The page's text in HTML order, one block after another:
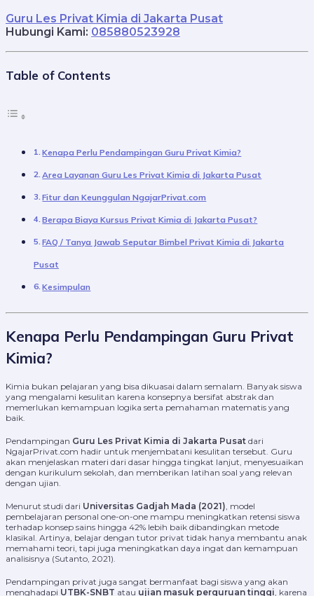
Guru Les Privat Kimia di Jakarta Pusat
Hubungi Kami: 085880523928
Table of Contents
Kenapa Perlu Pendampingan Guru Privat Kimia?
Area Layanan Guru Les Privat Kimia di Jakarta Pusat
Fitur dan Keunggulan NgajarPrivat.com
Berapa Biaya Kursus Privat Kimia di Jakarta Pusat?
FAQ / Tanya Jawab Seputar Bimbel Privat Kimia di Jakarta
Pusat
Kesimpulan
Kenapa Perlu Pendampingan Guru Privat
Kimia?
Kimia bukan pelajaran yang bisa dikuasai dalam semalam. Banyak siswa
yang mengalami kesulitan karena konsepnya bersifat abstrak dan
memerlukan kemampuan logika serta pemahaman matematis yang
baik.
Pendampingan Guru Les Privat Kimia di Jakarta Pusat dari
NgajarPrivat.com hadir untuk menjembatani kesulitan tersebut. Guru
akan menjelaskan materi dari dasar hingga tingkat lanjut, menyesuaikan
dengan kurikulum sekolah, dan memberikan latihan soal yang relevan
dengan ujian.
Menurut studi dari Universitas Gadjah Mada (2021), model
pembelajaran personal one-on-one mampu meningkatkan retensi siswa
terhadap konsep sains hingga 42% lebih baik dibandingkan metode
klasikal. Artinya, belajar dengan tutor privat tidak hanya membantu anak
memahami teori, tapi juga meningkatkan daya ingat dan kemampuan
analisisnya (Sutanto, 2021).
Pendampingan privat juga sangat bermanfaat bagi siswa yang akan
menghadapi UTBK-SNBT atau ujian masuk perguruan tinggi, karena